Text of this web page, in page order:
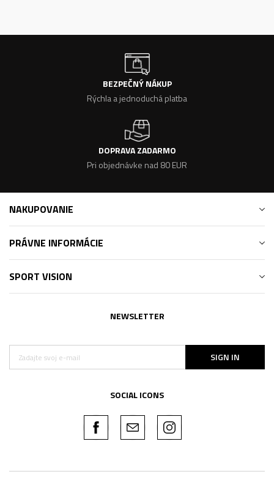
BEZPEČNÝ NÁKUP
Rýchla a jednoduchá platba
DOPRAVA ZADARMO
Pri objednávke nad 80 EUR
NAKUPOVANIE
PRÁVNE INFORMÁCIE
SPORT VISION
NEWSLETTER
SIGN IN
SOCIAL ICONS